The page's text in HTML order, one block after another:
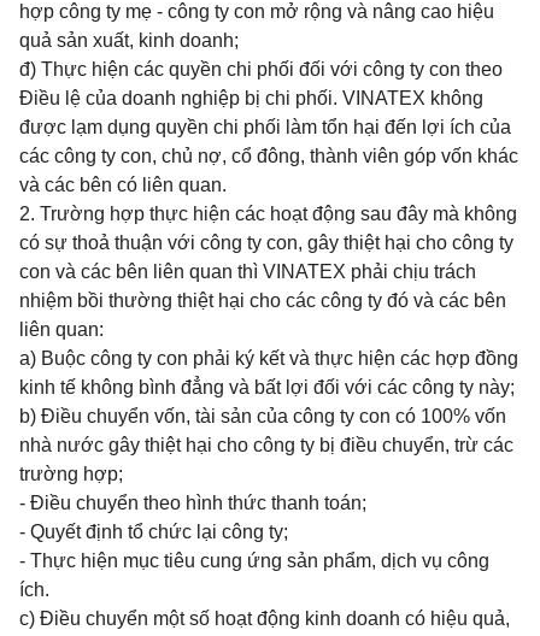
hợp công ty mẹ - công ty con mở rộng và nâng cao hiệu
quả sản xuất, kinh doanh;
đ) Thực hiện các quyền chi phối đối với công ty con theo
Điều lệ của doanh nghiệp bị chi phối. VINATEX không
được lạm dụng quyền chi phối làm tổn hại đến lợi ích của
các công ty con, chủ nợ, cổ đông, thành viên góp vốn khác
và các bên có liên quan.
2. Trường hợp thực hiện các hoạt động sau đây mà không
có sự thoả thuận với công ty con, gây thiệt hại cho công ty
con và các bên liên quan thì VINATEX phải chịu trách
nhiệm bồi thường thiệt hại cho các công ty đó và các bên
liên quan:
a) Buộc công ty con phải ký kết và thực hiện các hợp đồng
kinh tế không bình đẳng và bất lợi đối với các công ty này;
b) Điều chuyển vốn, tài sản của công ty con có 100% vốn
nhà nước gây thiệt hại cho công ty bị điều chuyển, trừ các
trường hợp;
- Điều chuyển theo hình thức thanh toán;
- Quyết định tổ chức lại công ty;
- Thực hiện mục tiêu cung ứng sản phẩm, dịch vụ công
ích.
c) Điều chuyển một số hoạt động kinh doanh có hiệu quả,